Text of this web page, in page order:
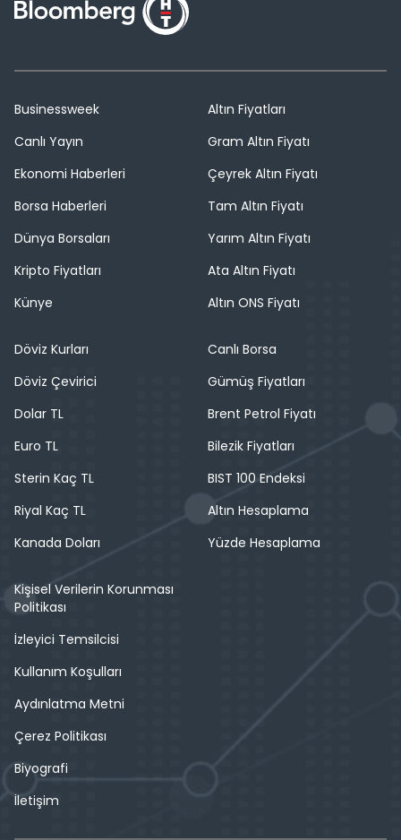
Businessweek
Canlı Yayın
Ekonomi Haberleri
Borsa Haberleri
Dünya Borsaları
Kripto Fiyatları
Künye
Altın Fiyatları
Gram Altın Fiyatı
Çeyrek Altın Fiyatı
Tam Altın Fiyatı
Yarım Altın Fiyatı
Ata Altın Fiyatı
Altın ONS Fiyatı
Döviz Kurları
Döviz Çevirici
Dolar TL
Euro TL
Sterin Kaç TL
Riyal Kaç TL
Kanada Doları
Canlı Borsa
Gümüş Fiyatları
Brent Petrol Fiyatı
Bilezik Fiyatları
BIST 100 Endeksi
Altın Hesaplama
Yüzde Hesaplama
Kişisel Verilerin Korunması
Politikası
İzleyici Temsilcisi
Kullanım Koşulları
Aydınlatma Metni
Çerez Politikası
Biyografi
İletişim